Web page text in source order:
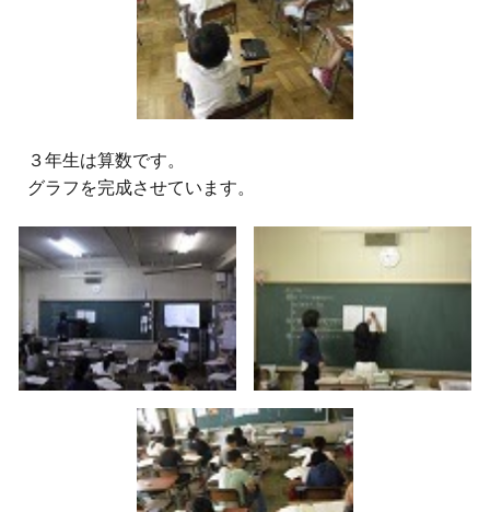
３年生は算数です。
グラフを完成させています。